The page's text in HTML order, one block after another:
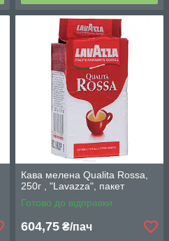
Кава мелена Qualita Rossa,
250г , "Lavazza", пакет
Готово до відправки
604,75 ₴/пач